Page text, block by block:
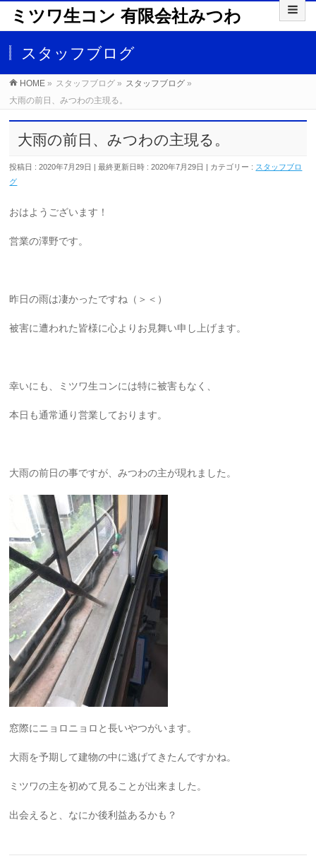
ミツワ生コン 有限会社みつわ
スタッフブログ
HOME » スタッフブログ » スタッフブログ »
大雨の前日、みつわの主現る。
大雨の前日、みつわの主現る。
投稿日 : 2020年7月29日 最終更新日時 : 2020年7月29日 カテゴリー : スタッフブロ
グ
おはようございます！
営業の澤野です。
昨日の雨は凄かったですね（＞＜）
被害に遭われた皆様に心よりお見舞い申し上げます。
幸いにも、ミツワ生コンには特に被害もなく、
本日も通常通り営業しております。
大雨の前日の事ですが、みつわの主が現れました。
窓際にニョロニョロと長いやつがいます。
大雨を予期して建物の中に逃げてきたんですかね。
ミツワの主を初めて見ることが出来ました。
出会えると、なにか後利益あるかも？